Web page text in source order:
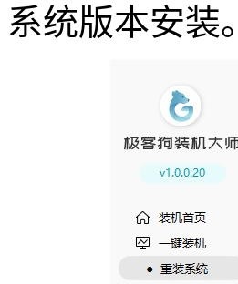
系统版本安装。